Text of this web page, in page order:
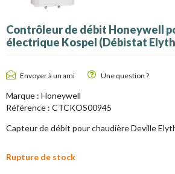
Contrôleur de débit Honeywell
électrique Kospel (Débistat
Envoyer à un ami Une question ?
Marque : Honeywell
Référence : CTCKOS00945
Capteur de débit pour chaudière Deville
Rupture de stock